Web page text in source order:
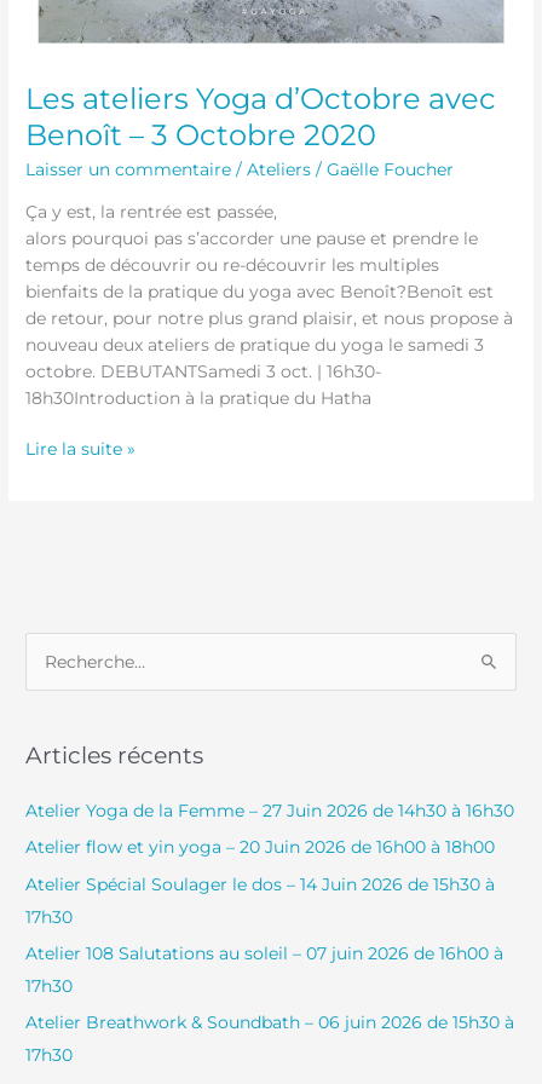
Les ateliers Yoga d’Octobre avec
Benoît – 3 Octobre 2020
Laisser un commentaire /Ateliers /Gaëlle Foucher
Ça y est, la rentrée est passée,
alors pourquoi pas s’accorder une pause et prendre le
temps de découvrir ou re-découvrir les multiples
bienfaits de la pratique du yoga avec Benoît?Benoît est
de retour, pour notre plus grand plaisir, et nous propose à
nouveau deux ateliers de pratique du yoga le samedi 3
octobre. DEBUTANTSamedi 3 oct. | 16h30-
18h30Introduction à la pratique du Hatha
Lire la suite »
h
h
e
r
:
Articles récents
Atelier Yoga de la Femme – 27 Juin 2026 de 14h30 à 16h30
Atelier flow et yin yoga – 20 Juin 2026 de 16h00 à 18h00
Atelier Spécial Soulager le dos – 14 Juin 2026 de 15h30 à
17h30
Atelier 108 Salutations au soleil – 07 juin 2026 de 16h00 à
17h30
Atelier Breathwork & Soundbath – 06 juin 2026 de 15h30 à
17h30